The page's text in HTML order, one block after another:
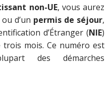
non-UE, vous aurez
ou d’un permis de séjour,
d’Étranger (NIE)
mois. Ce numéro est
des démarches